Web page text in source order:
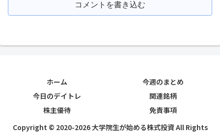
コメントを書き込む
ホーム
今週のまとめ
今日のデイトレ
関連銘柄
株主優待
免責事項
Copyright © 2020-2026 大学院生が始める株式投資 All Rights